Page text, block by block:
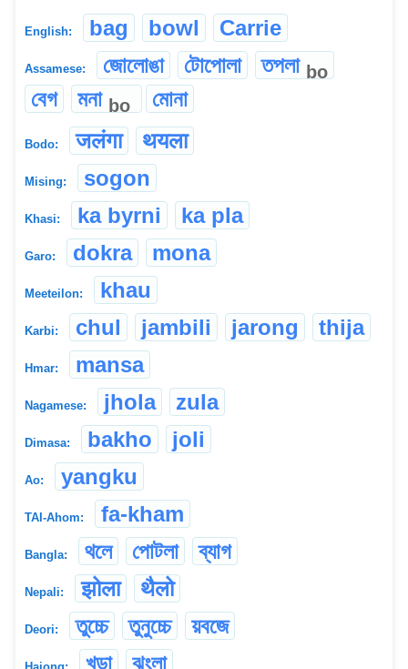
English: bag bowl Carrie
Assamese: জোলোঙা টোপোলা তপলা bo
বেগ মনা bo মোনা
Bodo: जलंगा थयला
Mising: sogon
Khasi: ka byrni ka pla
Garo: dokra mona
Meeteilon: khau
Karbi: chul jambili jarong thija
Hmar: mansa
Nagamese: jhola zula
Dimasa: bakho joli
Ao: yangku
TAI-Ahom: fa-kham
Bangla: থলে পোটলা ব্যাগ
Nepali: झोला थैलो
Deori: তুচ্চে তুনুচ্চে য়বজে
খুড়া ঝুংলা